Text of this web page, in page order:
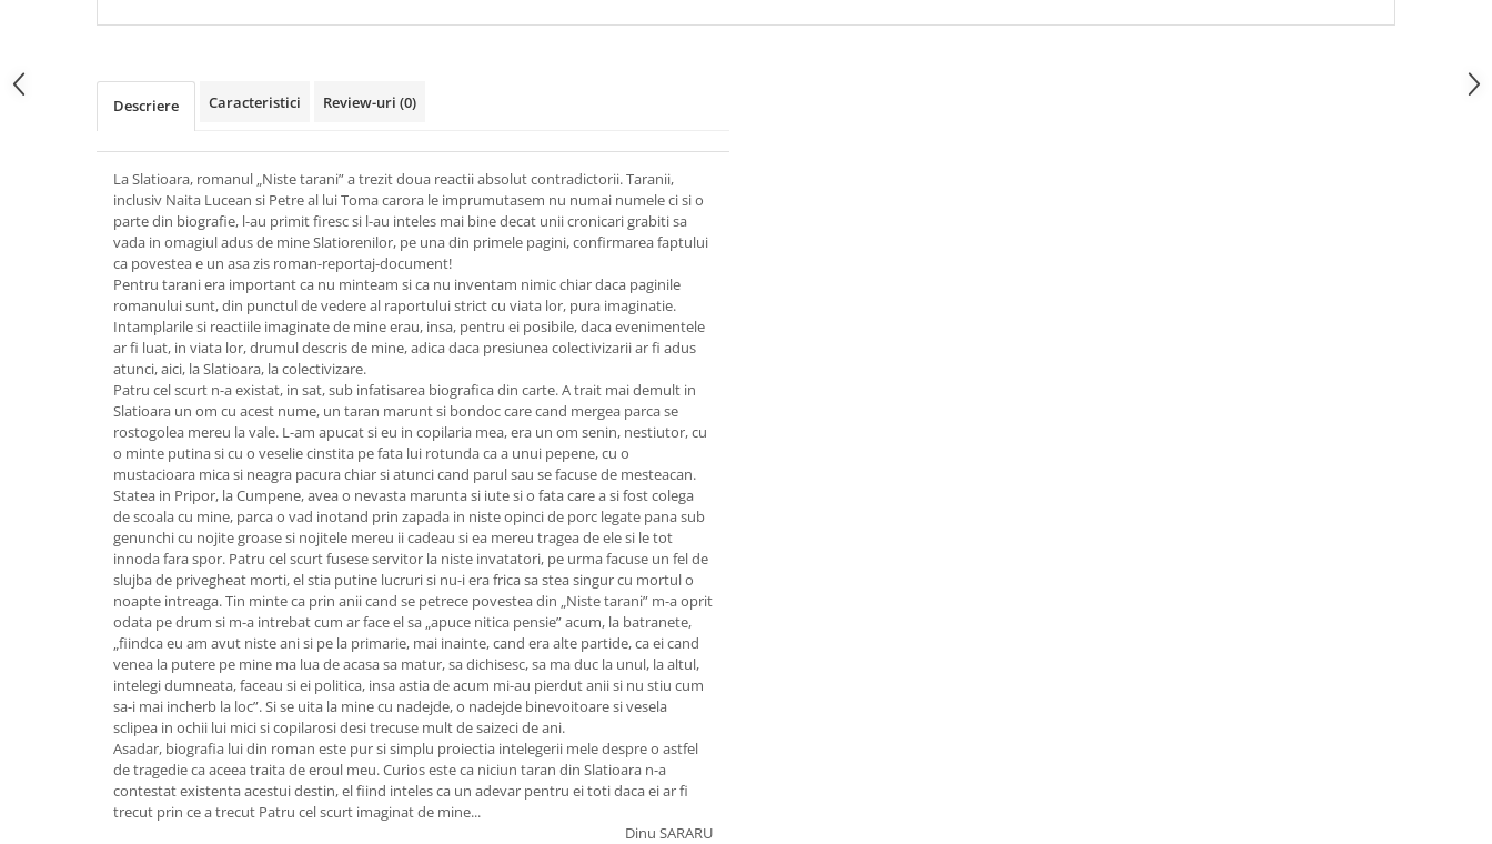
Descriere Caracteristici Review-uri (0)
La Slatioara, romanul „Niste tarani” a trezit doua reactii absolut contradictorii. Taranii,
inclusiv Naita Lucean si Petre al lui Toma carora le imprumutasem nu numai numele ci si o
parte din biografie, l-au primit firesc si l-au inteles mai bine decat unii cronicari grabiti sa
vada in omagiul adus de mine Slatiorenilor, pe una din primele pagini, confirmarea faptului
ca povestea e un asa zis roman-reportaj-document!
Pentru tarani era important ca nu minteam si ca nu inventam nimic chiar daca paginile
romanului sunt, din punctul de vedere al raportului strict cu viata lor, pura imaginatie.
Intamplarile si reactiile imaginate de mine erau, insa, pentru ei posibile, daca evenimentele
ar fi luat, in viata lor, drumul descris de mine, adica daca presiunea colectivizarii ar fi adus
atunci, aici, la Slatioara, la colectivizare.
Patru cel scurt n-a existat, in sat, sub infatisarea biografica din carte. A trait mai demult in
Slatioara un om cu acest nume, un taran marunt si bondoc care cand mergea parca se
rostogolea mereu la vale. L-am apucat si eu in copilaria mea, era un om senin, nestiutor, cu
o minte putina si cu o veselie cinstita pe fata lui rotunda ca a unui pepene, cu o
mustacioara mica si neagra pacura chiar si atunci cand parul sau se facuse de mesteacan.
Statea in Pripor, la Cumpene, avea o nevasta marunta si iute si o fata care a si fost colega
de scoala cu mine, parca o vad inotand prin zapada in niste opinci de porc legate pana sub
genunchi cu nojite groase si nojitele mereu ii cadeau si ea mereu tragea de ele si le tot
innoda fara spor. Patru cel scurt fusese servitor la niste invatatori, pe urma facuse un fel de
slujba de privegheat morti, el stia putine lucruri si nu-i era frica sa stea singur cu mortul o
noapte intreaga. Tin minte ca prin anii cand se petrece povestea din „Niste tarani” m-a oprit
odata pe drum si m-a intrebat cum ar face el sa „apuce nitica pensie” acum, la batranete,
„fiindca eu am avut niste ani si pe la primarie, mai inainte, cand era alte partide, ca ei cand
venea la putere pe mine ma lua de acasa sa matur, sa dichisesc, sa ma duc la unul, la altul,
intelegi dumneata, faceau si ei politica, insa astia de acum mi-au pierdut anii si nu stiu cum
sa-i mai incherb la loc”. Si se uita la mine cu nadejde, o nadejde binevoitoare si vesela
sclipea in ochii lui mici si copilarosi desi trecuse mult de saizeci de ani.
Asadar, biografia lui din roman este pur si simplu proiectia intelegerii mele despre o astfel
de tragedie ca aceea traita de eroul meu. Curios este ca niciun taran din Slatioara n-a
contestat existenta acestui destin, el fiind inteles ca un adevar pentru ei toti daca ei ar fi
trecut prin ce a trecut Patru cel scurt imaginat de mine...
Dinu SARARU